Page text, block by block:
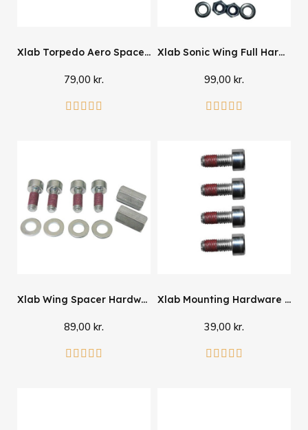
Xlab Torpedo Aero Spacers
79,00 kr.
    
Xlab Sonic Wing Full Hardware Kit
99,00 kr.
    
Xlab Wing Spacer Hardware Kit
89,00 kr.
    
Xlab Mounting Hardware til flaskeholdere
39,00 kr.
    